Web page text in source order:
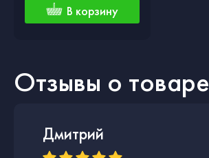
Отзывы о товаре
Дмитрий
В корзину